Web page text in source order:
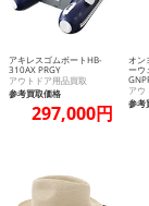
アキレスゴムボートHB-
310AX PRGY
アウトドア用品買取
参考買取価格
297,000円
オン
ーウ
アウ
参考